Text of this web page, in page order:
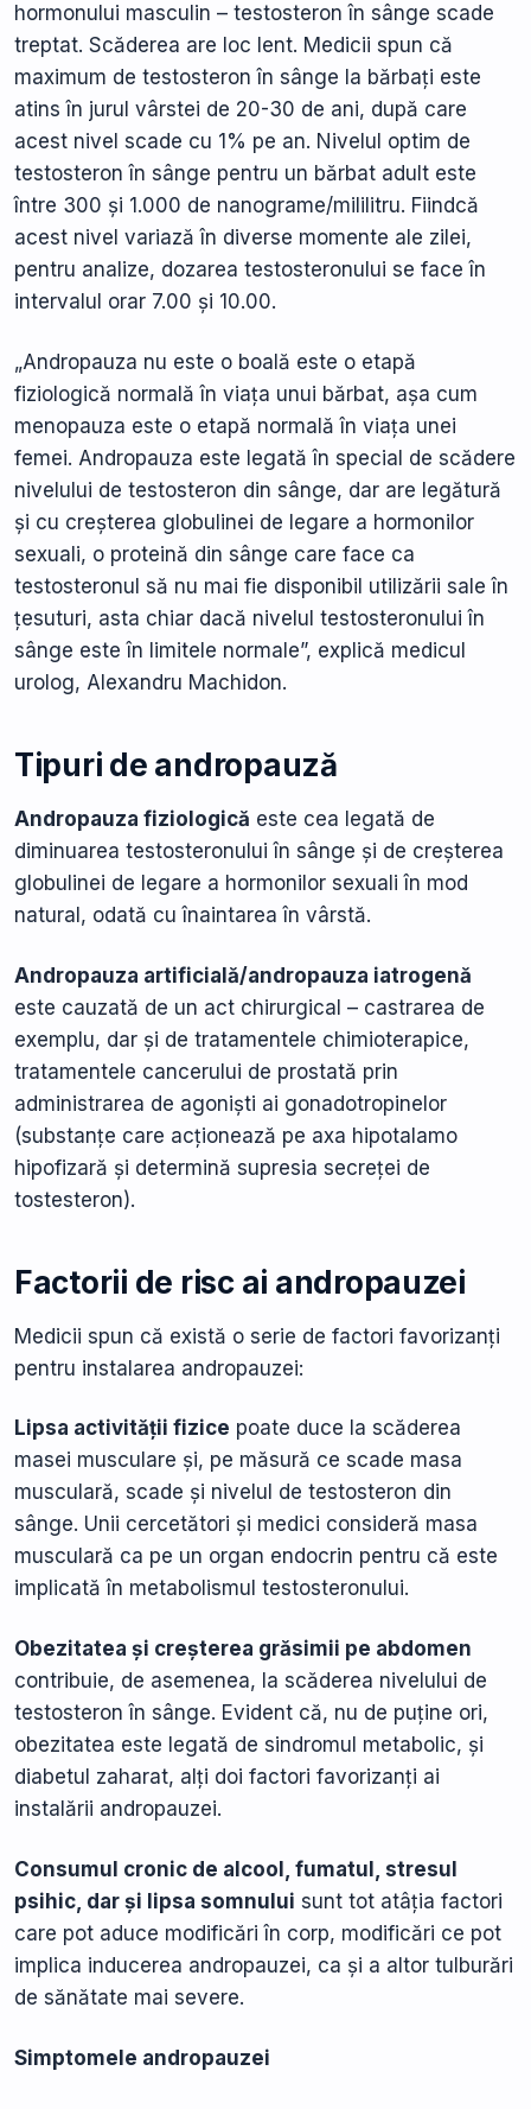
hormonului masculin – testosteron în sânge scade
treptat. Scăderea are loc lent. Medicii spun că
maximum de testosteron în sânge la bărbați este
atins în jurul vârstei de 20-30 de ani, după care
acest nivel scade cu 1% pe an. Nivelul optim de
testosteron în sânge pentru un bărbat adult este
între 300 și 1.000 de nanograme/mililitru. Fiindcă
acest nivel variază în diverse momente ale zilei,
pentru analize, dozarea testosteronului se face în
intervalul orar 7.00 și 10.00.
„Andropauza nu este o boală este o etapă
fiziologică normală în viața unui bărbat, așa cum
menopauza este o etapă normală în viața unei
femei. Andropauza este legată în special de scădere
nivelului de testosteron din sânge, dar are legătură
și cu creșterea globulinei de legare a hormonilor
sexuali, o proteină din sânge care face ca
testosteronul să nu mai fie disponibil utilizării sale în
țesuturi, asta chiar dacă nivelul testosteronului în
sânge este în limitele normale”, explică medicul
urolog, Alexandru Machidon.
Tipuri de andropauză
Andropauza fiziologică este cea legată de
diminuarea testosteronului în sânge și de creșterea
globulinei de legare a hormonilor sexuali în mod
natural, odată cu înaintarea în vârstă.
Andropauza artificială/andropauza iatrogenă
este cauzată de un act chirurgical – castrarea de
exemplu, dar și de tratamentele chimioterapice,
tratamentele cancerului de prostată prin
administrarea de agoniști ai gonadotropinelor
(substanțe care acționează pe axa hipotalamo
hipofizară și determină supresia secreței de
tostesteron).
Factorii de risc ai andropauzei
Medicii spun că există o serie de factori favorizanți
pentru instalarea andropauzei:
Lipsa activității fizice poate duce la scăderea
masei musculare și, pe măsură ce scade masa
musculară, scade și nivelul de testosteron din
sânge. Unii cercetători și medici consideră masa
musculară ca pe un organ endocrin pentru că este
implicată în metabolismul testosteronului.
Obezitatea și creșterea grăsimii pe abdomen
contribuie, de asemenea, la scăderea nivelului de
testosteron în sânge. Evident că, nu de puține ori,
obezitatea este legată de sindromul metabolic, și
diabetul zaharat, alți doi factori favorizanți ai
instalării andropauzei.
Consumul cronic de alcool, fumatul, stresul
psihic, dar și lipsa somnului sunt tot atâția factori
care pot aduce modificări în corp, modificări ce pot
implica inducerea andropauzei, ca și a altor tulburări
de sănătate mai severe.
Simptomele andropauzei